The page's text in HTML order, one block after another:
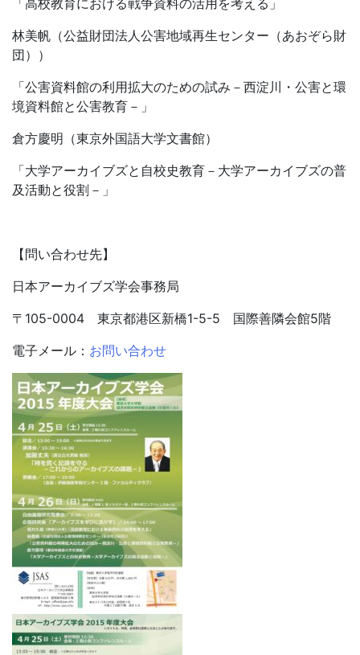
「高校教育における戦争資料の活用を考える」
林美帆（公益財団法人公害地域再生センター（あおぞら財
団））
「公害資料館の利用拡大のための試み－西淀川・公害と環
境資料館と公害教育－」
倉方慶明（東京外国語大学文書館）
「大学アーカイブズと自校史教育－大学アーカイブズの普
及活動と役割－」
【問い合わせ先】
日本アーカイブズ学会事務局
〒105-0004 東京都港区新橋1-5-5 国際善隣会館5階
電子メール： お問い合わせ